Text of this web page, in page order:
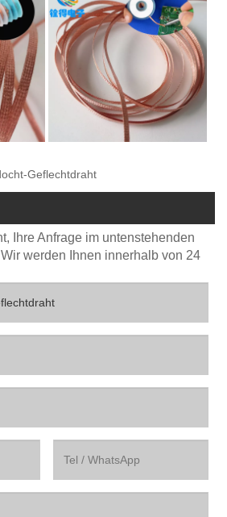
Geflechtdraht
Ihre Anfrage im untenstehenden
werden Ihnen innerhalb von 24